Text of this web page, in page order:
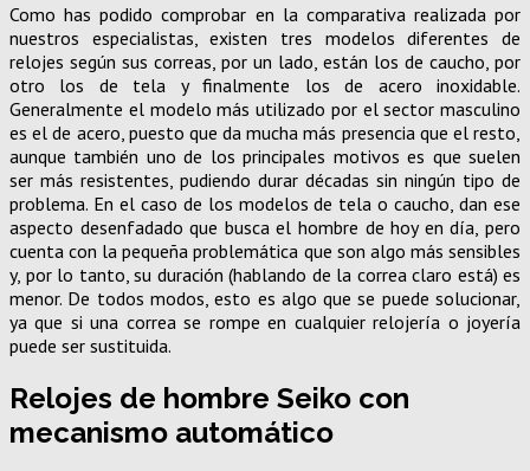
Como has podido comprobar en la comparativa realizada por
nuestros especialistas, existen tres modelos diferentes de
relojes según sus correas, por un lado, están los de caucho, por
otro los de tela y finalmente los de acero inoxidable.
Generalmente el modelo más utilizado por el sector masculino
es el de acero, puesto que da mucha más presencia que el resto,
aunque también uno de los principales motivos es que suelen
ser más resistentes, pudiendo durar décadas sin ningún tipo de
problema. En el caso de los modelos de tela o caucho, dan ese
aspecto desenfadado que busca el hombre de hoy en día, pero
cuenta con la pequeña problemática que son algo más sensibles
y, por lo tanto, su duración (hablando de la correa claro está) es
menor. De todos modos, esto es algo que se puede solucionar,
ya que si una correa se rompe en cualquier relojería o joyería
puede ser sustituida.
Relojes de hombre Seiko con
mecanismo automático